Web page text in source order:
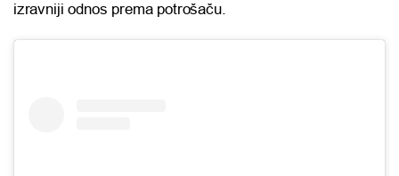
izravniji odnos prema potrošaču.